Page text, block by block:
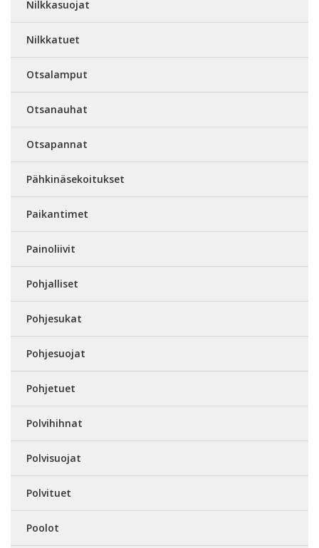
Nilkkasuojat
Nilkkatuet
Otsalamput
Otsanauhat
Otsapannat
Pähkinäsekoitukset
Paikantimet
Painoliivit
Pohjalliset
Pohjesukat
Pohjesuojat
Pohjetuet
Polvihihnat
Polvisuojat
Polvituet
Poolot